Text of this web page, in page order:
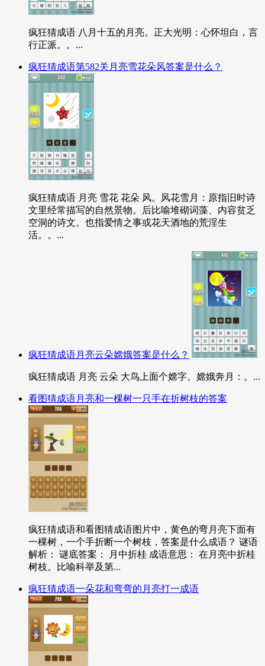
疯狂猜成语 八月十五的月亮。正大光明：心怀坦白，言
行正派。。...
疯狂猜成语第582关月亮雪花朵风答案是什么？
疯狂猜成语 月亮 雪花 花朵 风。风花雪月：原指旧时诗
文里经常描写的自然景物。后比喻堆砌词藻、内容贫乏
空洞的诗文。也指爱情之事或花天酒地的荒淫生
活。。...
疯狂猜成语月亮云朵嫦娥答案是什么？
疯狂猜成语 月亮 云朵 大鸟上面个嫦字。嫦娥奔月：。...
看图猜成语月亮和一棵树一只手在折树枝的答案
疯狂猜成语和看图猜成语图片中，黄色的弯月亮下面有
一棵树，一个手折断一个树枝，答案是什么成语？ 谜语
解析： 谜底答案： 月中折桂 成语意思： 在月亮中折桂
树枝。比喻科举及第...
疯狂猜成语一朵花和弯弯的月亮打一成语